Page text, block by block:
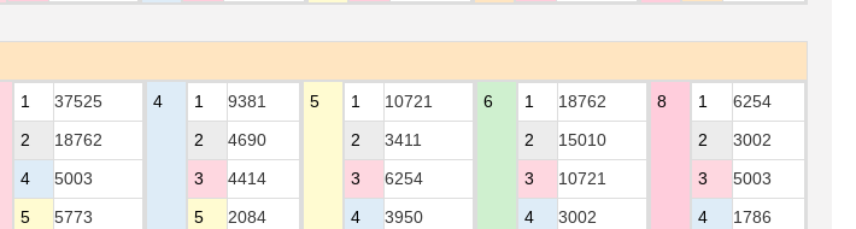
1
37525
2
18762
4
5003
5
5773
4 1
9381
2
4690
3
4414
5
2084
5 1
10721
2
3411
3
6254
4
3950
6 1
18762
2
15010
3
10721
4
3002
8 1
6254
2
3002
3
5003
4
1786